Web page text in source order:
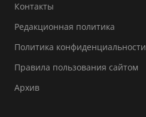
Контакты
Редакционная политика
Политика конфиденциальности
Правила пользования сайтом
Архив